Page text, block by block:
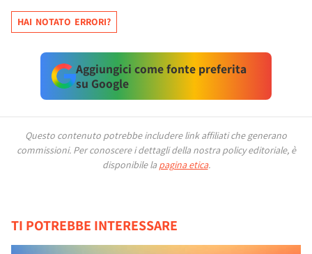
HAI NOTATO ERRORI?
Aggiungici come fonte preferita
su Google
Questo contenuto potrebbe includere link affiliati che generano
commissioni. Per conoscere i dettagli della nostra policy editoriale, è
disponibile la pagina etica.
TI POTREBBE INTERESSARE